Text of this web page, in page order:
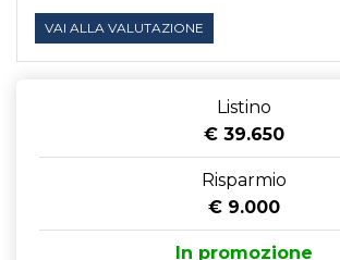
VAI ALLA VALUTAZIONE
Listino
€ 39.650
Risparmio
€ 9.000
In promozione